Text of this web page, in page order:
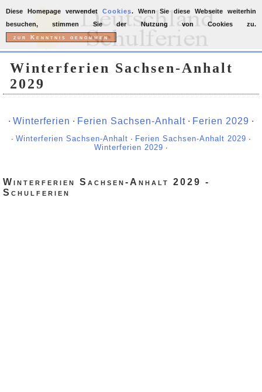
Winterferien Sachsen-Anhalt
2029
∙ Winterferien ∙ Ferien Sachsen-Anhalt ∙ Ferien 2029 ∙
∙ Winterferien Sachsen-Anhalt ∙ Ferien Sachsen-Anhalt 2029 ∙
Winterferien 2029 ∙
Winterferien Sachsen-Anhalt 2029 -
Schulferien
Diese Homepage verwendet Cookies. Wenn Sie diese Webseite weiterhin
besuchen, stimmen Sie der Nutzung von Cookies zu.